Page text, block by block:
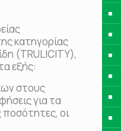
κατηγορίας
(TRULICITY),
εξής:
στους
για τα
ποσότητες, οι